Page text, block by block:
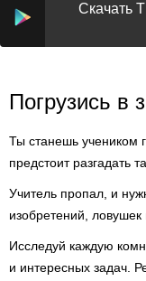
Скачать
Погрузись в
Ты станешь учеником
предстоит разгадать
Учитель пропал, и
изобретений, ловушек
Исследуй каждую
и интересных задач.